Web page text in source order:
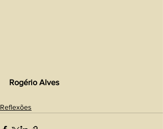
Rogério Alves
Reflexões